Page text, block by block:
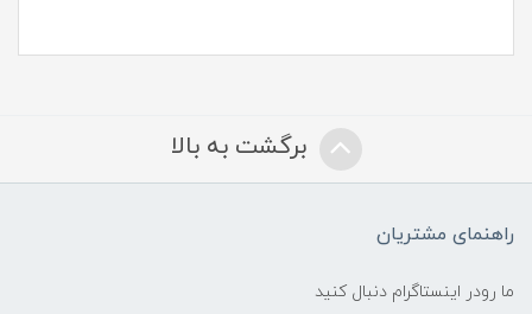
برگشت به بالا
راهنمای مشتریان
ما رودر اینستاگرام دنبال کنید